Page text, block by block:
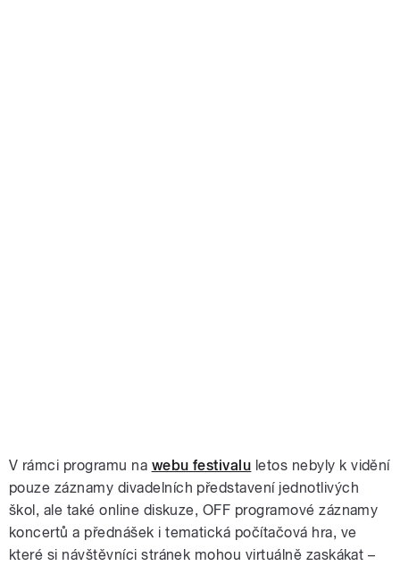
V rámci programu na webu festivalu letos nebyly k vidění
pouze záznamy divadelních představení jednotlivých
škol, ale také online diskuze, OFF programové záznamy
koncertů a přednášek i tematická počítačová hra, ve
které si návštěvníci stránek mohou virtuálně zaskákat –